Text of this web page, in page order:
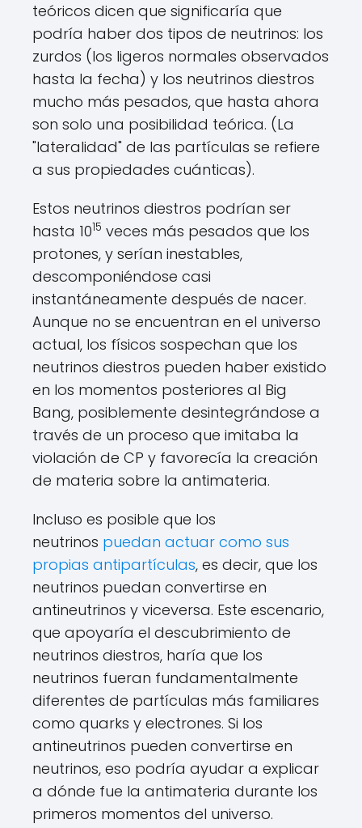
teóricos dicen que significaría que
podría haber dos tipos de neutrinos: los
zurdos (los ligeros normales observados
hasta la fecha) y los neutrinos diestros
mucho más pesados, que hasta ahora
son solo una posibilidad teórica. (La
"lateralidad" de las partículas se refiere
a sus propiedades cuánticas).
Estos neutrinos diestros podrían ser
hasta 1015 veces más pesados que los
protones, y serían inestables,
descomponiéndose casi
instantáneamente después de nacer.
Aunque no se encuentran en el universo
actual, los físicos sospechan que los
neutrinos diestros pueden haber existido
en los momentos posteriores al Big
Bang, posiblemente desintegrándose a
través de un proceso que imitaba la
violación de CP y favorecía la creación
de materia sobre la antimateria.
Incluso es posible que los
neutrinos puedan actuar como sus
propias antipartículas, es decir, que los
neutrinos puedan convertirse en
antineutrinos y viceversa. Este escenario,
que apoyaría el descubrimiento de
neutrinos diestros, haría que los
neutrinos fueran fundamentalmente
diferentes de partículas más familiares
como quarks y electrones. Si los
antineutrinos pueden convertirse en
neutrinos, eso podría ayudar a explicar
a dónde fue la antimateria durante los
primeros momentos del universo.